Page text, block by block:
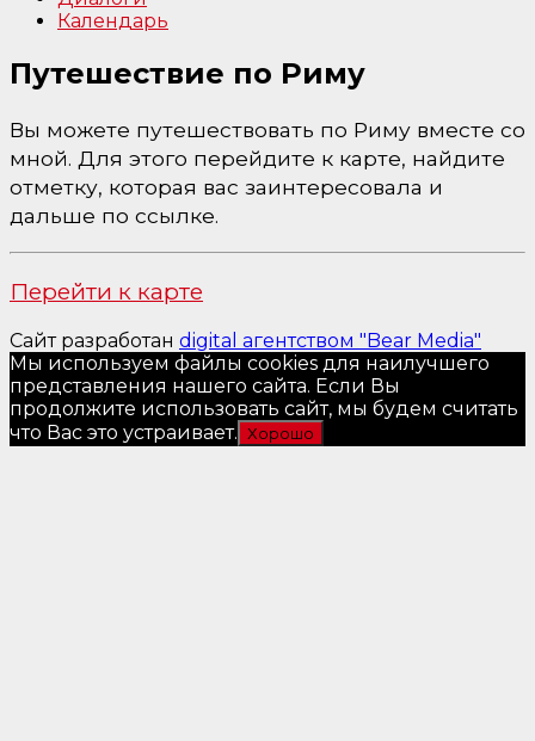
Календарь
Путешествие по Риму
Вы можете путешествовать по Риму вместе со
мной. Для этого перейдите к карте, найдите
отметку, которая вас заинтересовала и
дальше по ссылке.
Перейти к карте
Сайт разработан digital агентством "Bear Media"
Мы используем файлы cookies для наилучшего
представления нашего сайта. Если Вы
продолжите использовать сайт, мы будем считать
что Вас это устраивает. Хорошо